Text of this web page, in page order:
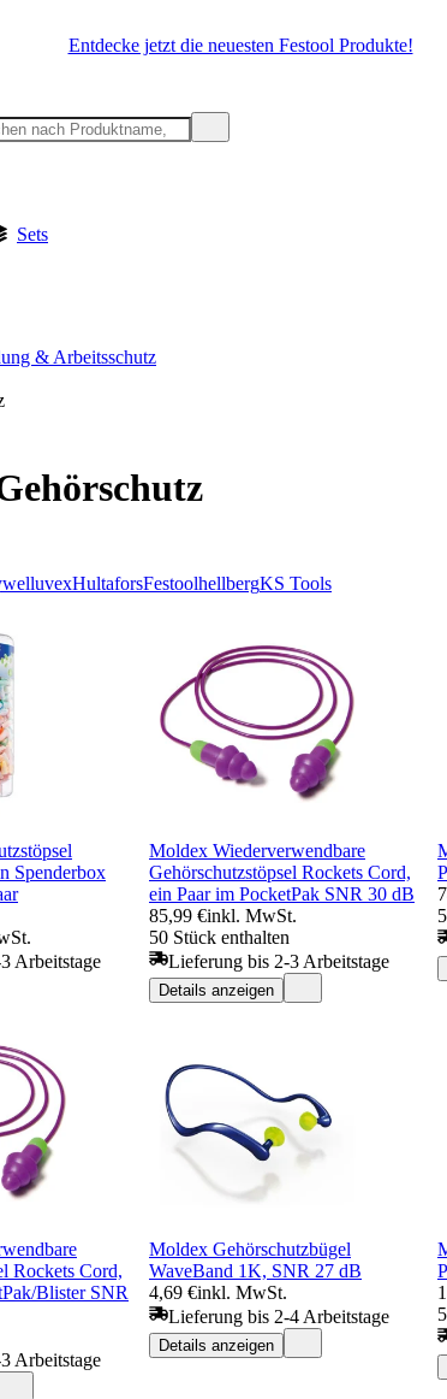
Entdecke jetzt die neuesten Festool Produkte!
Sets
& Arbeitsschutz
uvexHultaforsFestoolhellbergKS Tools
Spenderbox
Arbeitstage
Moldex Wiederverwendbare
Gehörschutzstöpsel Rockets Cord,
ein Paar im PocketPak SNR 30 dB
85,99 €inkl. MwSt.
50 Stück enthalten
Lieferung bis 2-3 Arbeitstage
Details anzeigen
Rockets Cord,
Blister SNR
Arbeitstage
Moldex Gehörschutzbügel
WaveBand 1K, SNR 27 dB
4,69 €inkl. MwSt.
Lieferung bis 2-4 Arbeitstage
Details anzeigen